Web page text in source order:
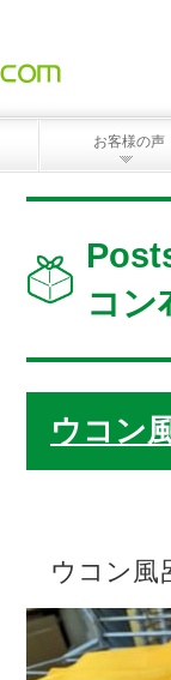
お客様の声
コン
ウコン
ウコン風